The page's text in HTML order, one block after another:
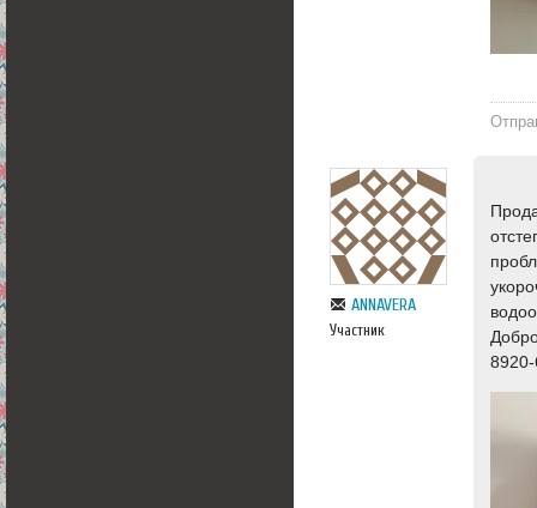
ANNAVERA
Участник